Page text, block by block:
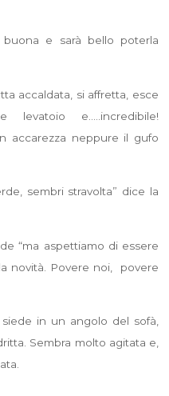
e sarà bello poterla
accaldata, si affretta, esce
e…..incredibile!
accarezza neppure il gufo
sembri stravolta” dice la
“ma aspettiamo di essere
novità. Povere noi, povere
in un angolo del sofà,
Sembra molto agitata e,